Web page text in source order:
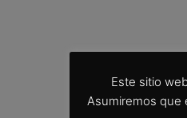
Este sitio
Asumiremos que